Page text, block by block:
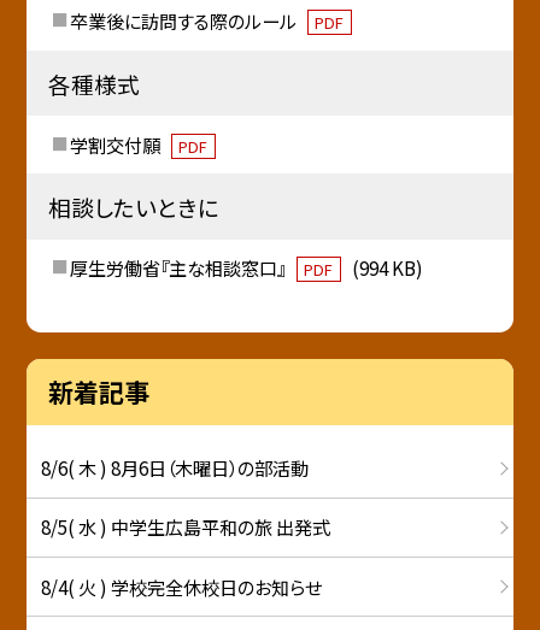
卒業後に訪問する際のルール PDF
各種様式
学割交付願 PDF
相談したいときに
厚生労働省『主な相談窓口』 PDF (994 KB)
新着記事
8/6( 木 ) 8月6日（木曜日）の部活動
8/5( 水 ) 中学生広島平和の旅 出発式
8/4( 火 ) 学校完全休校日のお知らせ